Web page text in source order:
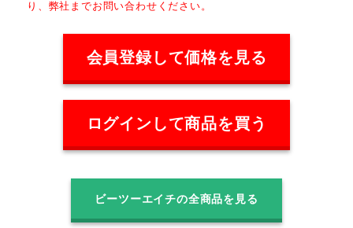
り、弊社までお問い合わせください。
会員登録して価格を見る
ログインして商品を買う
ビーツーエイチの全商品を見る